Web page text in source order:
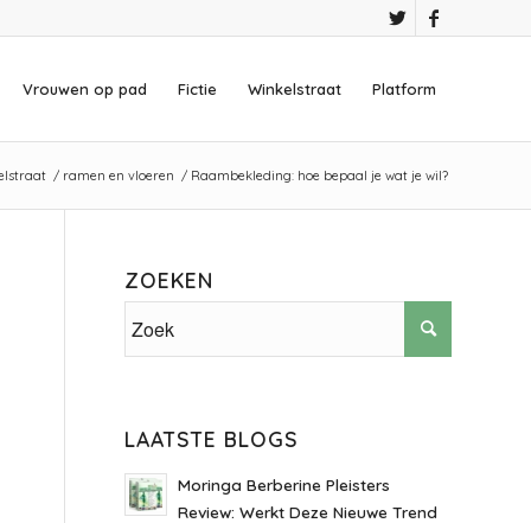
Vrouwen op pad Fictie Winkelstraat Platform
/ ramen en vloeren / Raambekleding: hoe bepaal je wat je wil?
ZOEKEN
LAATSTE BLOGS
Moringa Berberine Pleisters
Review: Werkt Deze Nieuwe Trend